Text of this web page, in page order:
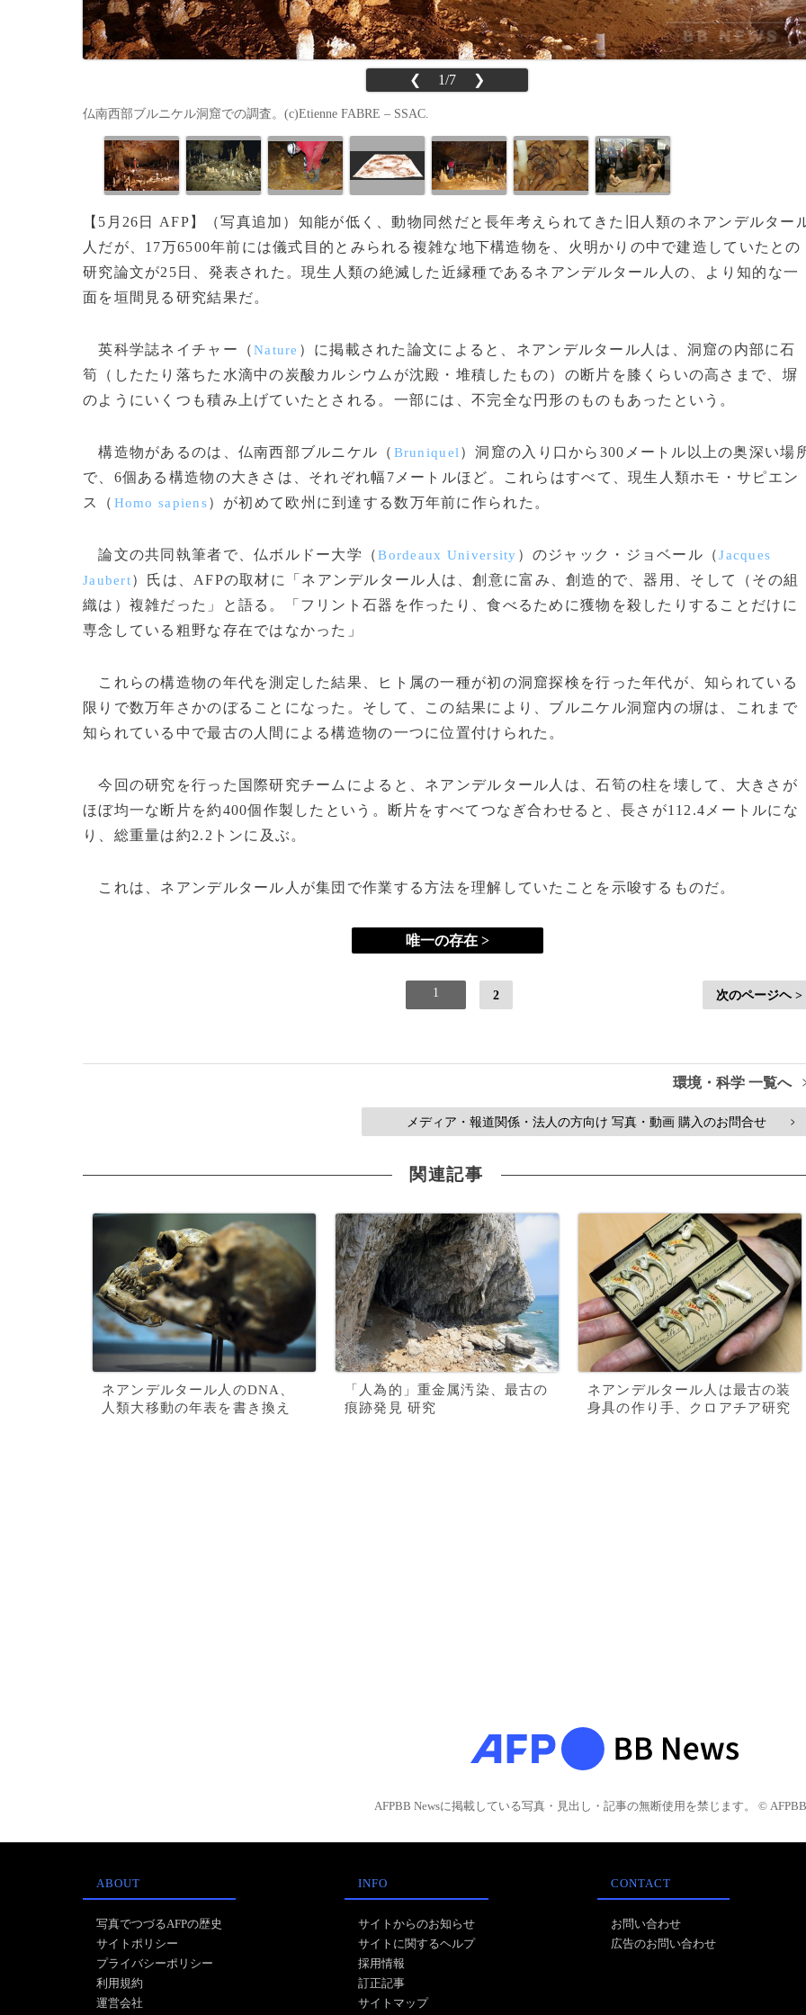
❮ 1/7 ❯
仏南西部ブルニケル洞窟での調査。(c)Etienne FABRE – SSAC.
【5月26日 AFP】（写真追加）知能が低く、動物同然だと長年考えられてきた旧人類のネアンデルター
人だが、17万6500年前には儀式目的とみられる複雑な地下構造物を、火明かりの中で建造していたとの
研究論文が25日、発表された。現生人類の絶滅した近縁種であるネアンデルタール人の、より知的な一
面を垣間見る研究結果だ。
英科学誌ネイチャー（Nature ）に掲載された論文によると、ネアンデルタール人は、洞窟の内部に石
筍（したたり落ちた水滴中の炭酸カルシウムが沈殿・堆積したもの）の断片を膝くらいの高さまで、塀
のようにいくつも積み上げていたとされる。一部には、不完全な円形のものもあったという。
構造物があるのは、仏南西部ブルニケル（ Bruniquel ）洞窟の入り口から300メートル以上の奥深い場
で、6個ある構造物の大きさは、それぞれ幅7メートルほど。これらはすべて、現生人類ホモ・サピエン
ス（ Homo sapiens）が初めて欧州に到達する数万年前に作られた。
論文の共同執筆者で、仏ボルドー大学（Bordeaux University ）のジャック・ジョベール（Jacques
Jaubert）氏は、AFPの取材に「ネアンデルタール人は、創意に富み、創造的で、器用、そして（その組
織は）複雑だった」と語る。「フリント石器を作ったり、食べるために獲物を殺したりすることだけに
専念している粗野な存在ではなかった」
これらの構造物の年代を測定した結果、ヒト属の一種が初の洞窟探検を行った年代が、知られている
限りで数万年さかのぼることになった。そして、この結果により、ブルニケル洞窟内の塀は、これまで
知られている中で最古の人間による構造物の一つに位置付けられた。
今回の研究を行った国際研究チームによると、ネアンデルタール人は、石筍の柱を壊して、大きさが
ほぼ均一な断片を約400個作製したという。断片をすべてつなぎ合わせると、長さが112.4メートルにな
り、総重量は約2.2トンに及ぶ。
これは、ネアンデルタール人が集団で作業する方法を理解していたことを示唆するものだ。
唯一の存在 >
1 2 次のページヘ >
環境・科学 一覧へ
メディア・報道関係・法人の方向け 写真・動画 購入のお問合せ >
関連記事
ネアンデルタール人のDNA、
人類大移動の年表を書き換え
「人為的」重金属汚染、最古の
痕跡発見 研究
ネアンデルタール人は最古の装
身具の作り手、クロアチア研究
AFPBB Newsに掲載している写真・見出し・記事の無断使用を禁じます。 © AFPBB
ABOUT
写真でつづるAFPの歴史
サイトポリシー
プライバシーポリシー
利用規約
運営会社
INFO
サイトからのお知らせ
サイトに関するヘルプ
採用情報
訂正記事
サイトマップ
CONTACT
お問い合わせ
広告のお問い合わせ